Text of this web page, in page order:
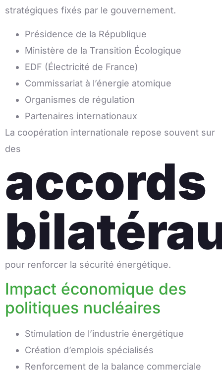
stratégiques fixés par le gouvernement.
Présidence de la République
Ministère de la Transition Écologique
EDF (Électricité de France)
Commissariat à l’énergie atomique
Organismes de régulation
Partenaires internationaux
La coopération internationale repose souvent sur
des
accords
pour renforcer la sécurité énergétique.
Impact économique des
politiques nucléaires
Stimulation de l’industrie énergétique
Création d’emplois spécialisés
Renforcement de la balance commerciale